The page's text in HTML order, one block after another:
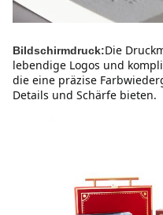
Bildschirmdruck:Die
lebendige Logos und
die eine präzise
Details und Schärfe bieten.